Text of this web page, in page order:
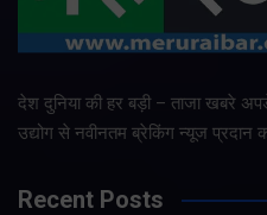
देश दुनिया की हर बड़ी – ताजा खबरे
उद्योग से नवीनतम ब्रेकिंग न्यूज प्रदान
Recent Posts